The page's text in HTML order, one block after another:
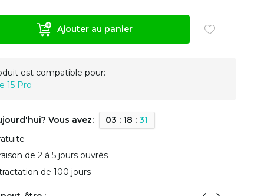
Ajouter au panier
est compatible pour:
15 Pro
Vous avez: 03 : 18 :31
de 2 à 5 jours ouvrés
de 100 jours